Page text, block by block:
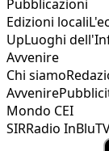
Pubblicazioni
Edizioni locali
UpLuoghi
Avvenire
Chi siamo
Avvenire
Mondo CEI
SIRRadio InBlu